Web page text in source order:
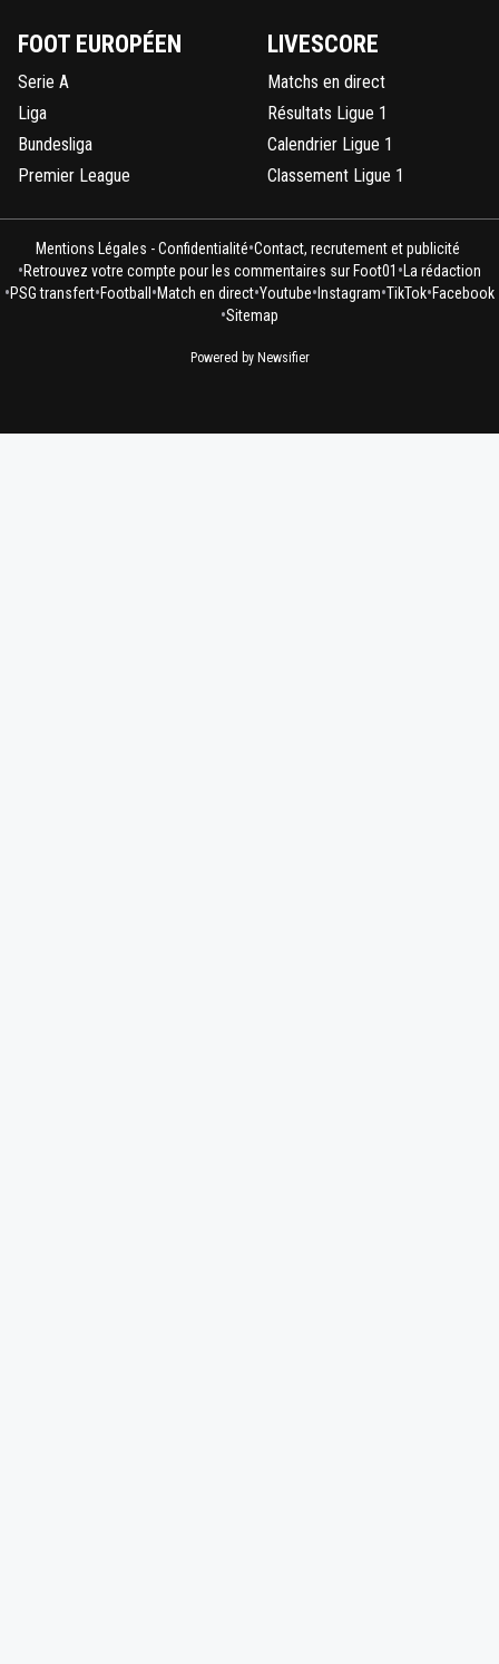
FOOT EUROPÉEN
Serie A
Liga
Bundesliga
Premier League
LIVESCORE
Matchs en direct
Résultats Ligue 1
Calendrier Ligue 1
Classement Ligue 1
Mentions Légales - Confidentialité•Contact, recrutement et publicité
•Retrouvez votre compte pour les commentaires sur Foot01 • La rédaction
•PSG transfert•Football •Match en direct•Youtube• Instagram•TikTok•Facebook
•Sitemap
Powered by Newsifier